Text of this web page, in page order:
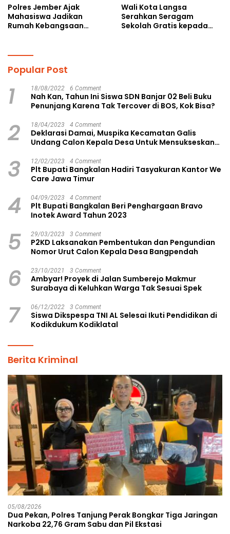
Polres Jember Ajak
Mahasiswa Jadikan
Rumah Kebangsaan
Wali Kota Langsa
Serahkan Seragam
Sekolah Gratis kepada
Popular Post
1 18/08/2022 6 Comment
Nah Kan, Tahun Ini Siswa SDN Banjar 02 Beli Buku
Penunjang Karena Tak Tercover di BOS, Kok Bisa?
2 18/04/2023 4 Comment
Deklarasi Damai, Muspika Kecamatan Galis
Undang Calon Kepala Desa Untuk Mensukseskan
3 12/02/2023 4 Comment
Plt Bupati Bangkalan Hadiri Tasyakuran Kantor We
Care Jawa Timur
4 04/09/2023 4 Comment
Plt Bupati Bangkalan Beri Penghargaan Bravo
Inotek Award Tahun 2023
5 29/03/2023 3 Comment
P2KD Laksanakan Pembentukan dan Pengundian
Nomor Urut Calon Kepala Desa Bangpendah
6 23/10/2021 3 Comment
Ambyar! Proyek di Jalan Sumberejo Makmur
Surabaya di Keluhkan Warga Tak Sesuai Spek
7 06/12/2022 3 Comment
Siswa Dikspespa TNI AL Selesai Ikuti Pendidikan di
Kodikdukum Kodiklatal
Berita Kriminal
05/08/2026
Dua Pekan, Polres Tanjung Perak Bongkar Tiga Jaringan
Narkoba 22,76 Gram Sabu dan Pil Ekstasi